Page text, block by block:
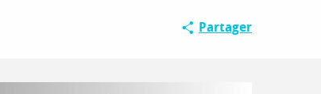
Partager